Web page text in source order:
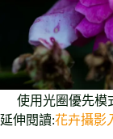
使用光圈優先模
延伸閱讀:花卉攝影